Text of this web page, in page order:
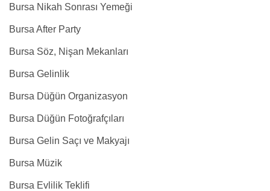
Bursa Nikah Sonrası Yemeği
Bursa After Party
Bursa Söz, Nişan Mekanları
Bursa Gelinlik
Bursa Düğün Organizasyon
Bursa Düğün Fotoğrafçıları
Bursa Gelin Saçı ve Makyajı
Bursa Müzik
Bursa Evlilik Teklifi